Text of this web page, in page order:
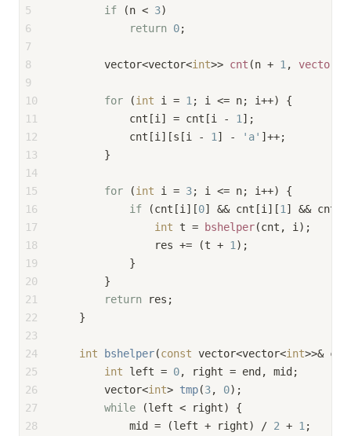
5
6
7
8
9
10
11
12
13
14
15
16
17
18
19
20
21
22
23
24
25
26
27
28
if (n < 3)
return 0;
        vector<vector<
int>> cnt (n + 1 , vector
for (int i = 1 ; i <= n; i++) {
            cnt[i] = cnt[i -
1 ];
            cnt[i][s[i -
1 ] - 'a' ]++;
        }
for (int i = 3; i <= n; i++) {
if (cnt[i][0] && cnt[i][1 ] &&
int t = bshelper(cnt, i);
                res += (t +
1 );
            }
        }
return res;
    }
int bshelper(const vector<vector<int>>&
int left = 0, right = end, mid;
vector<int> tmp(3, 0) ;
while (left < right) {
            mid = (left + right) /
2 + 1 ;